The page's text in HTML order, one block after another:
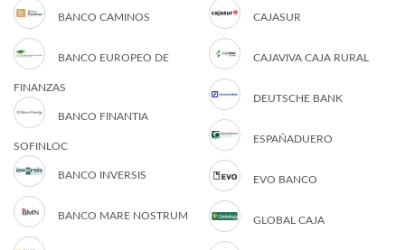
BANCO CAMINOS
BANCO EUROPEO DE
FINANZAS
BANCO FINANTIA
SOFINLOC
BANCO INVERSIS
BANCO MARE NOSTRUM
CAJASUR
CAJAVIVA CAJA RURAL
DEUTSCHE BANK
ESPAÑADUERO
EVO BANCO
GLOBAL CAJA